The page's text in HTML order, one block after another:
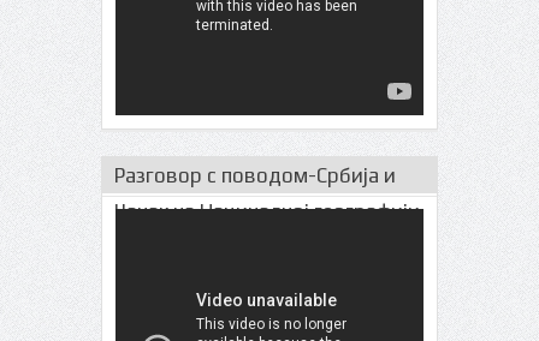
Разговор с поводом-Србија и
Чачак на Нациналној географији